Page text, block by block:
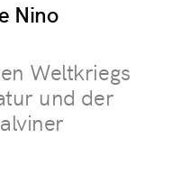
Nino
Weltkriegs
und der